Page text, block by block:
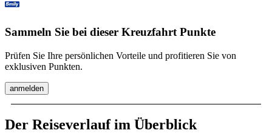
Sammeln Sie bei dieser Kreuzfahrt Punkte
Prüfen Sie Ihre persönlichen Vorteile und profitieren Sie von
exklusiven Punkten.
anmelden
Der Reiseverlauf im Überblick